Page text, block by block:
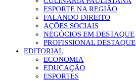
ESPORTE NA REGIÃO
FALANDO DIREITO
AÇÕES SOCIAIS
NEGÓCIOS EM DESTAQUE
PROFISSIONAL DESTAQUE
EDITORIAL
ECONOMIA
EDUCAÇÃO
ESPORTES